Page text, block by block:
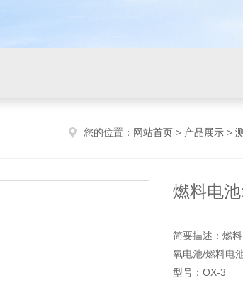
您的位置： 网站首页 > 产品展示 >
燃料电
简要描述：燃
氧电池/燃料电
型号：OX-3